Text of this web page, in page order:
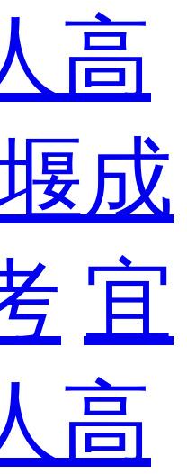
高
成
宜
高